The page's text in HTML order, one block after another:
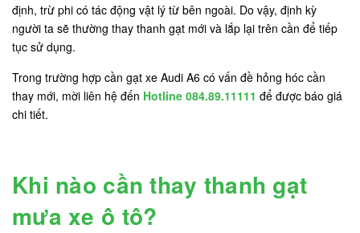
định, trừ phi có tác động vật lý từ bên ngoài. Do vậy, định kỳ
người ta sẽ thường thay thanh gạt mới và lắp lại trên cần để tiếp
tục sử dụng.
Trong trường hợp cần gạt xe Audi A6 có vấn đề hỏng hóc cần
thay mới, mời liên hệ đến Hotline 084.89.11111 để được báo giá
chi tiết.
Khi nào cần thay thanh gạt
mưa xe ô tô?